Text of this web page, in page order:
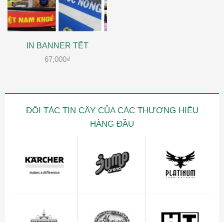
IN BANNER TẾT
67,000₫
ĐỐI TÁC TIN CẬY CỦA CÁC THƯƠNG HIỆU
HÀNG ĐẦU